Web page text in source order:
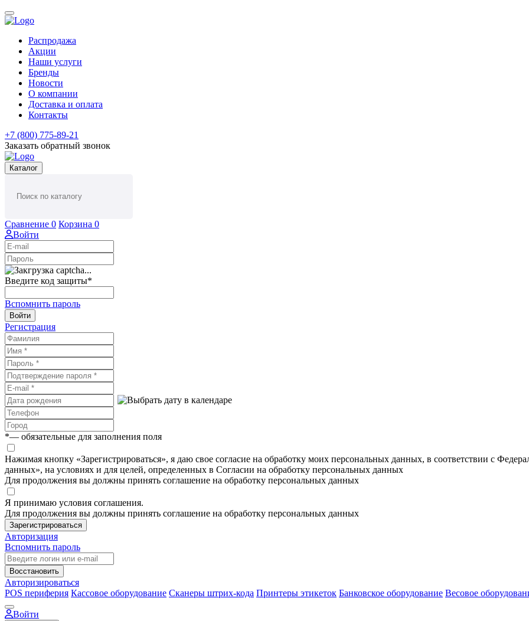
Распродажа
Акции
Наши услуги
Бренды
Новости
О компании
Доставка и оплата
Контакты
+7 (800) 775-89-21
Заказать обратный звонок
Каталог
Сравнение 0 Корзина 0
Войти
Введите код защиты*
Вспомнить пароль
Войти
Регистрация
*— обязательные для заполнения поля
Нажимая кнопку «Зарегистрироваться», я даю свое согласие на обработку моих персональных данных, в соответствии с
данных», на условиях и для целей, определенных в Согласии на обработку персональных данных
Для продолжения вы должны принять соглашение на обработку персональных данных
Я принимаю условия соглашения.
Для продолжения вы должны принять соглашение на обработку персональных данных
Зарегистрироваться
Авторизация
Вспомнить пароль
Восстановить
Авторизироваться
POS периферия Кассовое оборудование Сканеры штрих-кода Принтеры этикеток Банковское оборудование Весовое
Войти